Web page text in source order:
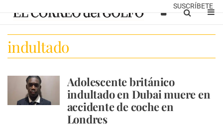
SUSCRÍBETE
indultado
Adolescente británico
indultado en Dubai muere en
accidente de coche en
Londres